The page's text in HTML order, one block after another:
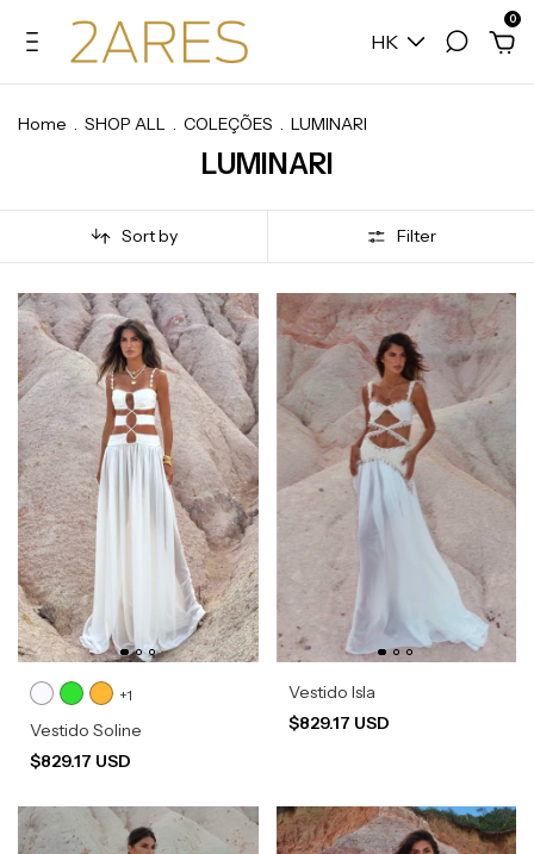
HK
0
Home . SHOP ALL . COLEÇÕES . LUMINARI
LUMINARI
Sort by Filter
+1
Vestido Soline
$829.17 USD
Vestido Isla
$829.17 USD